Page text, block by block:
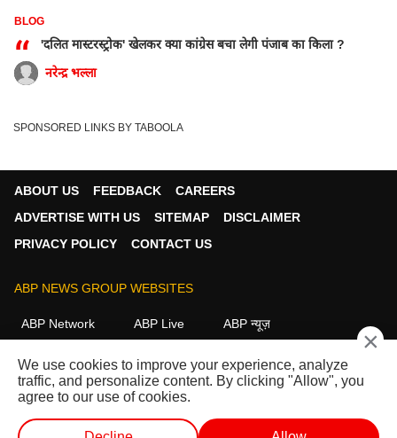
BLOG
“
'दलित मास्टरस्ट्रोक' खेलकर क्या कांग्रेस बचा लेगी पंजाब का किला ?
नरेन्द्र भल्ला
SPONSORED LINKS BY TABOOLA
ABOUT US FEEDBACK
CAREERS
ADVERTISE WITH US
SITEMAP
DISCLAIMER
PRIVACY POLICY
CONTACT US
ABP NEWS GROUP WEBSITES
ABP Network ABP Live
ABP न्यूज़
ABP Ganga
ABP ਸਾਂਝਾ ABP நாடு ABP దేశం
×
We use cookies to improve your experience, analyze
traffic, and personalize content. By clicking "Allow", you
agree to our use of cookies.